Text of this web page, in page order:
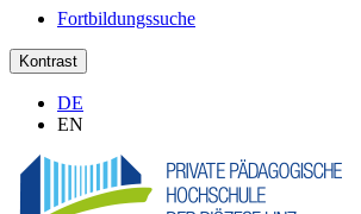
Fortbildungssuche
Kontrast
DE
EN